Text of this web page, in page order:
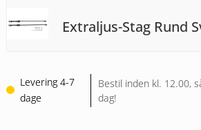
Extraljus-Stag Rund
Levering 4-7
dage
Bestil inden kl. 12.00,
dag!